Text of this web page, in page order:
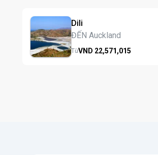
Dili
ĐẾN Auckland
TừVND 22,571,015